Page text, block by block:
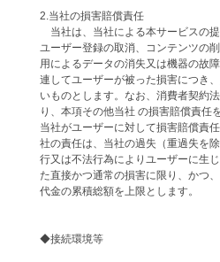
2.当社の損害賠償責任
当社は、当社による本サービスの提
ユーザー登録の取消、コンテンツの
用によるデータの消失又は機器の故
連してユーザーが被った損害につき
いものとします。なお、消費者契約
り、本項その他当社 の損害賠償責任
当社がユーザーに対して損害賠償責
社の責任は、当社の過失（重過失を
行又は不法行為によりユーザーに生
た直接かつ通常の損害に限り、かつ
代金の累積総額を上限とします。
◆接続環境等